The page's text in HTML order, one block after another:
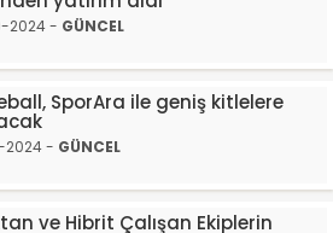
2024 - GÜNCEL
SporAra ile geniş kitlelere
2024 - GÜNCEL
ve Hibrit Çalışan Ekiplerin